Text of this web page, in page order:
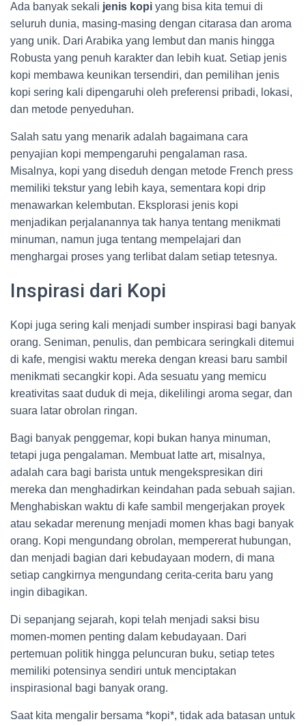
Ada banyak sekali jenis kopi yang bisa kita temui di
seluruh dunia, masing-masing dengan citarasa dan aroma
yang unik. Dari Arabika yang lembut dan manis hingga
Robusta yang penuh karakter dan lebih kuat. Setiap jenis
kopi membawa keunikan tersendiri, dan pemilihan jenis
kopi sering kali dipengaruhi oleh preferensi pribadi, lokasi,
dan metode penyeduhan.
Salah satu yang menarik adalah bagaimana cara
penyajian kopi mempengaruhi pengalaman rasa.
Misalnya, kopi yang diseduh dengan metode French press
memiliki tekstur yang lebih kaya, sementara kopi drip
menawarkan kelembutan. Eksplorasi jenis kopi
menjadikan perjalanannya tak hanya tentang menikmati
minuman, namun juga tentang mempelajari dan
menghargai proses yang terlibat dalam setiap tetesnya.
Inspirasi dari Kopi
Kopi juga sering kali menjadi sumber inspirasi bagi banyak
orang. Seniman, penulis, dan pembicara seringkali ditemui
di kafe, mengisi waktu mereka dengan kreasi baru sambil
menikmati secangkir kopi. Ada sesuatu yang memicu
kreativitas saat duduk di meja, dikelilingi aroma segar, dan
suara latar obrolan ringan.
Bagi banyak penggemar, kopi bukan hanya minuman,
tetapi juga pengalaman. Membuat latte art, misalnya,
adalah cara bagi barista untuk mengekspresikan diri
mereka dan menghadirkan keindahan pada sebuah sajian.
Menghabiskan waktu di kafe sambil mengerjakan proyek
atau sekadar merenung menjadi momen khas bagi banyak
orang. Kopi mengundang obrolan, mempererat hubungan,
dan menjadi bagian dari kebudayaan modern, di mana
setiap cangkirnya mengundang cerita-cerita baru yang
ingin dibagikan.
Di sepanjang sejarah, kopi telah menjadi saksi bisu
momen-momen penting dalam kebudayaan. Dari
pertemuan politik hingga peluncuran buku, setiap tetes
memiliki potensinya sendiri untuk menciptakan
inspirasional bagi banyak orang.
Saat kita mengalir bersama *kopi*, tidak ada batasan untuk